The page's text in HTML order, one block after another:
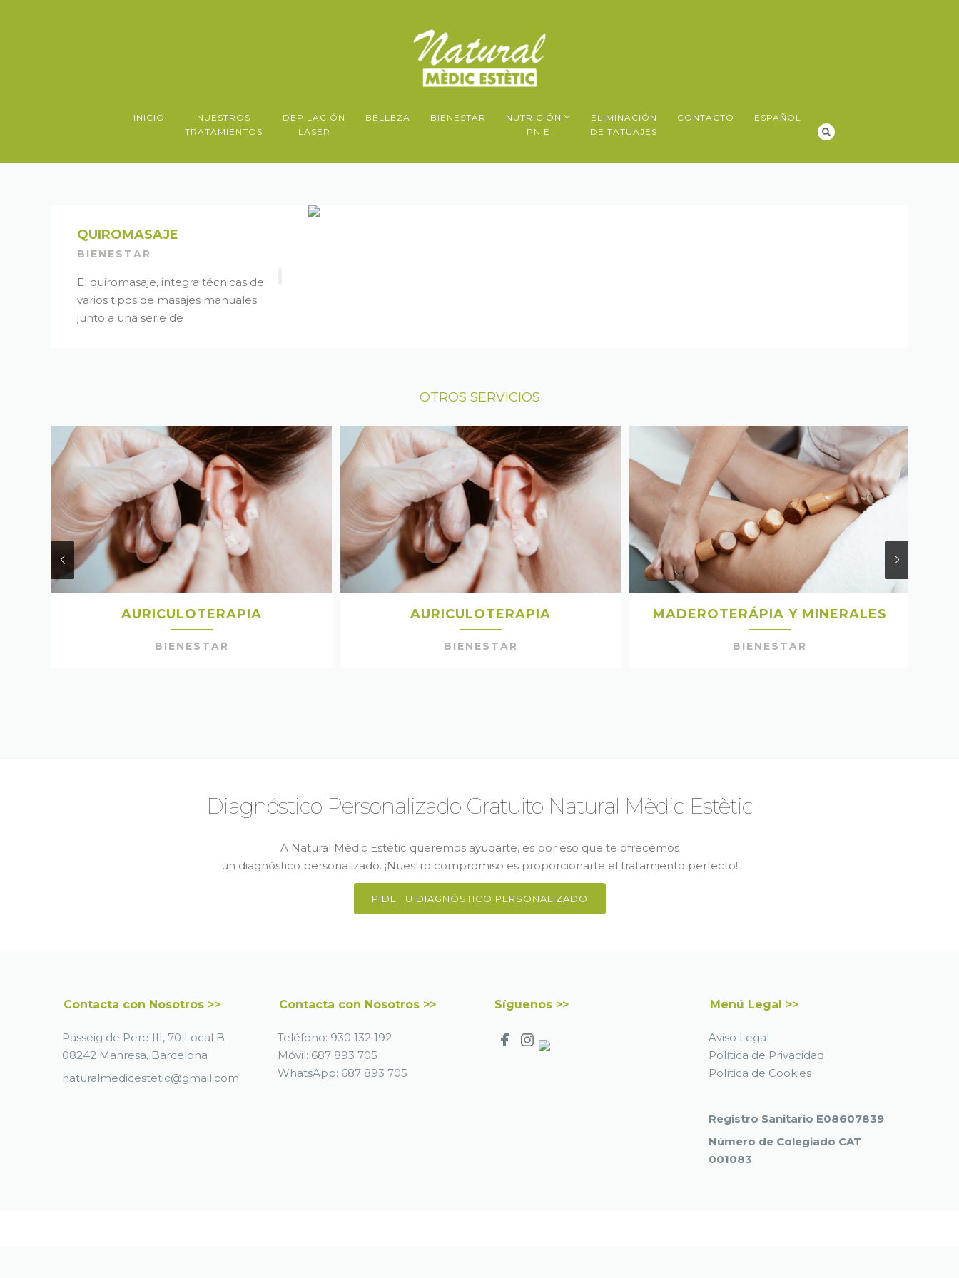
INICIO
NUESTROS
TRATAMIENTOS
DEPILACIÓN
LÁSER
BELLEZA BIENESTAR
NUTRICIÓN Y
PNIE
ELIMINACIÓN
DE TATUAJES
CONTACTO ESPAÑOL
QUIROMASAJE
BIENESTAR
El quiromasaje, integra técnicas de
varios tipos de masajes manuales
junto a una serie de
MÁS RITUALES
OTROS SERVICIOS
AURICULOTERAPIA
BIENESTAR
AURICULOTERAPIA
BIENESTAR
MADEROTERÁPIA Y MINERALES
BIENESTAR
Diagnóstico Personalizado Gratuito Natural Mèdic Estètic
A Natural Mèdic Estètic queremos ayudarte, es por eso que te ofrecemos
un diagnóstico personalizado. ¡Nuestro compromiso es proporcionarte el tratamiento perfecto!
PIDE TU DIAGNÓSTICO PERSONALIZADO
Contacta con Nosotros >>
Passeig de Pere III, 70 Local B
08242 Manresa, Barcelona
naturalmedicestetic@gmail.com
Contacta con Nosotros >>
Teléfono: 930 132 192
Móvil: 687 893 705
WhatsApp: 687 893 705
Síguenos >> Menú Legal >>
Aviso Legal
Política de Privacidad
Política de Cookies
Registro Sanitario E08607839
Número de Colegiado CAT
001083